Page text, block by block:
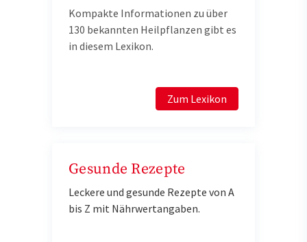
Kompakte Informationen zu über
130 bekannten Heilpflanzen gibt es
in diesem Lexikon.
Zum Lexikon
Gesunde Rezepte
Leckere und gesunde Rezepte von A
bis Z mit Nährwertangaben.